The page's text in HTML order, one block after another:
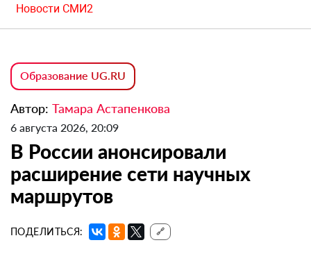
Новости СМИ2
Образование UG.RU
Автор: Тамара Астапенкова
6 августа 2026, 20:09
В России анонсировали
расширение сети научных
маршрутов
ПОДЕЛИТЬСЯ: 🔗